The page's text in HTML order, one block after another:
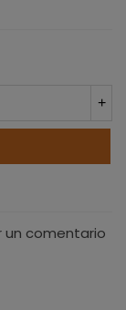
+
un comentario